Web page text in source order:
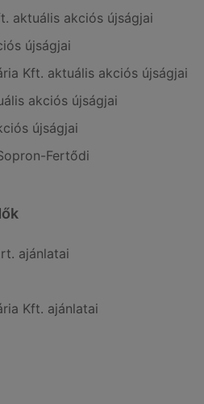
aktuális akciós újságjai
újságjai
Kft. aktuális akciós újságjai
akciós újságjai
újságjai
Fertődi
ajánlatai
Kft. ajánlatai